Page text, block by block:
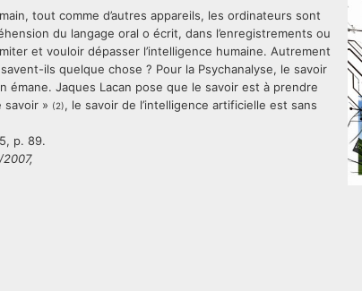
tout comme d’autres appareils, les ordinateurs sont
du langage oral o écrit, dans l’enregistrements ou
et vouloir dépasser l’intelligence humaine. Autrement
ils quelque chose ? Pour la Psychanalyse, le savoir
émane. Jaques Lacan pose que le savoir est à prendre
savoir » (2), le savoir de l’intelligence artificielle est sans
p. 89.